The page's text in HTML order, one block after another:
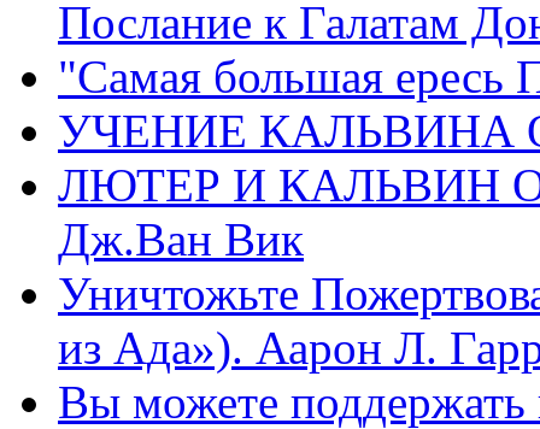
Послание к Галатам
"Самая большая ересь
УЧЕНИЕ КАЛЬВИНА
ЛЮТЕР И КАЛЬВИН
Дж.Ван Вик
Уничтожьте
из Ада»). Аарон Л.
Вы можете